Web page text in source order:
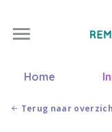
Home
Terug naar